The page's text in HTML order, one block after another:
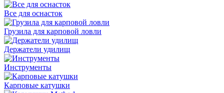
Все для оснасток
Грузила для карповой ловли
Держатели удилищ
Инструменты
Карповые катушки